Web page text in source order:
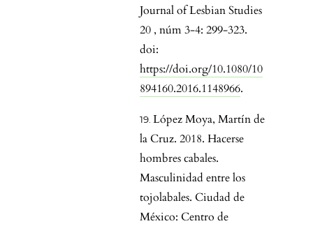
Journal of Lesbian Studies
20 , núm 3-4: 299-323.
doi:
https://doi.org/10.1080/10
894160.2016.1148966.
López Moya, Martín de
la Cruz. 2018. Hacerse
hombres cabales.
Masculinidad entre los
tojolabales. Ciudad de
México: Centro de